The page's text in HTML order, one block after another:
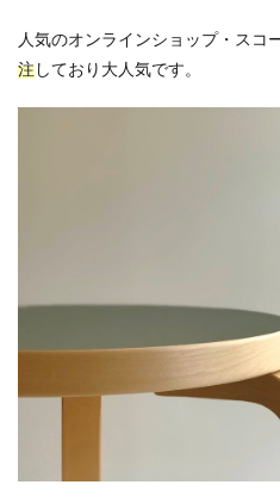
人気のオンラインショップ・スコ
注しており大人気です。